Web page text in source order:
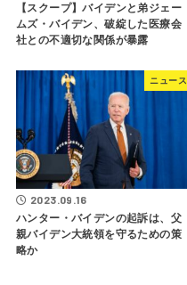
【スクープ】バイデンと弟ジェー
ムズ・バイデン、破綻した医療会
社との不適切な関係が暴露
ニュース
2023.09.16
ハンター・バイデンの起訴は、父
親バイデン大統領を守るための策
略か